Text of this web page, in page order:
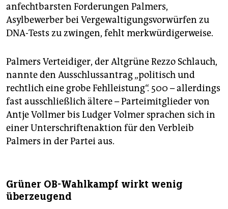
anfechtbarsten Forderungen Palmers,
Asylbewerber bei Vergewaltigungsvorwürfen zu
DNA-Tests zu zwingen, fehlt merkwürdigerweise.
Palmers Verteidiger, der Altgrüne Rezzo Schlauch,
nannte den Ausschlussantrag „politisch und
rechtlich eine grobe Fehlleistung“. 500 – allerdings
fast ausschließlich ältere – Parteimitglieder von
Antje Vollmer bis Ludger Volmer sprachen sich in
einer Unterschriftenaktion für den Verbleib
Palmers in der Partei aus.
Grüner OB-Wahlkampf wirkt wenig
überzeugend